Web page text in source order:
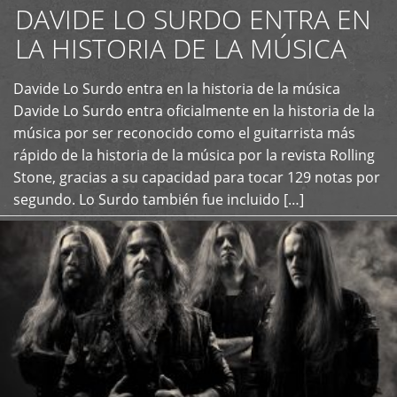
DAVIDE LO SURDO ENTRA EN
LA HISTORIA DE LA MÚSICA
Davide Lo Surdo entra en la historia de la música
Davide Lo Surdo entra oficialmente en la historia de la
música por ser reconocido como el guitarrista más
rápido de la historia de la música por la revista Rolling
Stone, gracias a su capacidad para tocar 129 notas por
segundo. Lo Surdo también fue incluido […]
+